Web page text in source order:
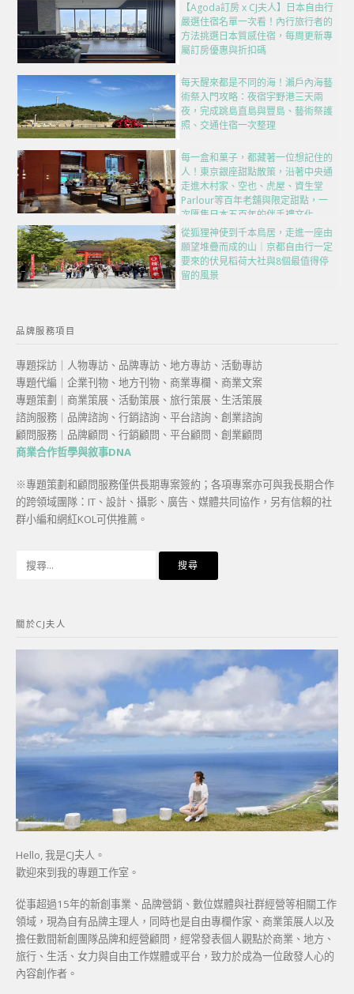
【Agoda訂房 x CJ夫人】日本自由行
嚴選住宿名單一次看！內行旅行者的
方法挑選日本質感住宿，每周更新專
屬訂房優惠與折扣碼
每天醒來都是不同的海！瀨戶內海藝
術祭入門攻略：夜宿宇野港三天兩
夜，完成跳島直島與豐島、藝術祭護
照、交通住宿一次整理
每一盒和菓子，都藏著一位想記住的
人！東京銀座甜點散策，沿著中央通
走進木村家、空也、虎屋、資生堂
Parlour等百年老舖與限定甜點，一
次匯集日本五百年的伴手禮文化
從狐狸神使到千本鳥居，走進一座由
願望堆疊而成的山｜京都自由行一定
要來的伏見稻荷大社與8個最值得停
留的風景
品牌服務項目
專題採訪｜人物專訪、品牌專訪、地方專訪、活動專訪
專題代編｜企業刊物、地方刊物、商業專欄、商業文案
專題策劃｜商業策展、活動策展、旅行策展、生活策展
諮詢服務｜品牌諮詢、行銷諮詢、平台諮詢、創業諮詢
顧問服務｜品牌顧問、行銷顧問、平台顧問、創業顧問
商業合作哲學與敘事DNA
※專題策劃和顧問服務僅供長期專案簽約；各項專案亦可與我長期合作
的跨領域團隊：IT、設計、攝影、廣告、媒體共同協作，另有信賴的社
群小編和網紅KOL可供推薦。
字:
關於CJ夫人
Hello, 我是CJ夫人。
歡迎來到我的專題工作室。
從事超過15年的新創事業、品牌營銷、數位媒體與社群經營等相關工作
領域，現為自有品牌主理人，同時也是自由專欄作家、商業策展人以及
擔任數間新創團隊品牌和經營顧問，經常發表個人觀點於商業、地方、
旅行、生活、女力與自由工作媒體或平台，致力於成為一位啟發人心的
內容創作者。